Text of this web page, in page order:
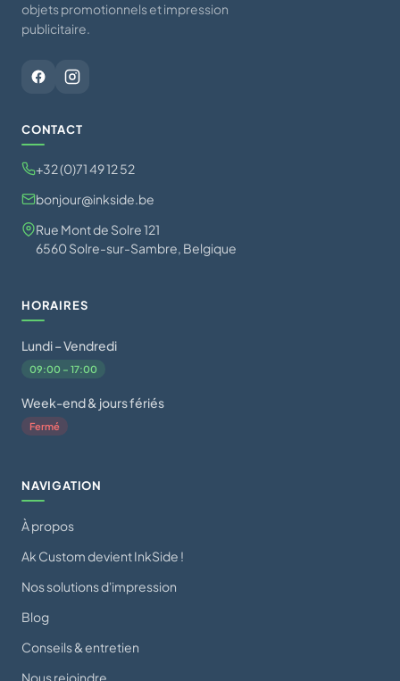
objets promotionnels et impression
publicitaire.
CONTACT
+32 (0)71 49 12 52
bonjour@inkside.be
Rue Mont de Solre 121
6560 Solre-sur-Sambre, Belgique
HORAIRES
Lundi – Vendredi
09:00 – 17:00
Week-end & jours fériés
Fermé
NAVIGATION
À propos
Ak Custom devient InkSide !
Nos solutions d'impression
Blog
Conseils & entretien
Nous rejoindre